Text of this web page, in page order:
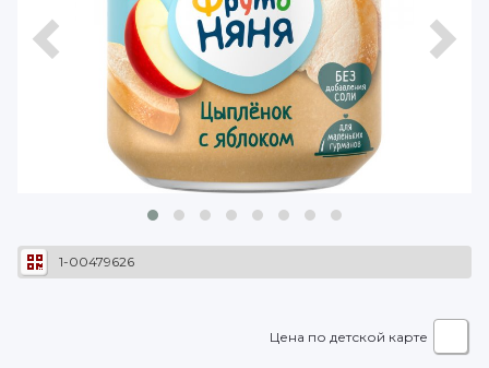
1-00479626
Цена по детской карте